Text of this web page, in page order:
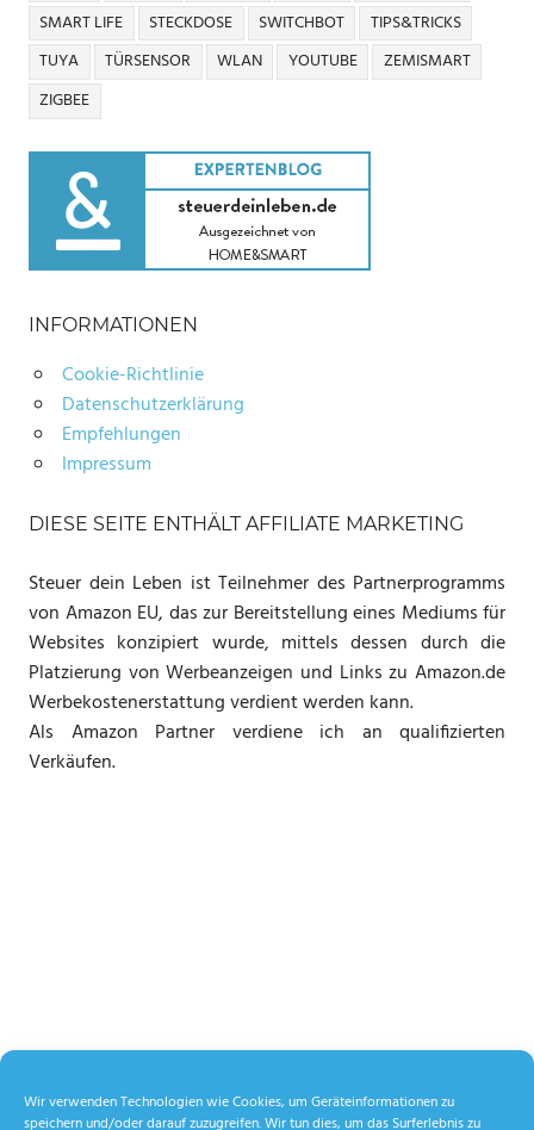
Wir verwenden Technologien wie Cookies, um Geräteinformationen zu
speichern und/oder darauf zuzugreifen. Wir tun dies, um das Surferlebnis zu
SMART LIFE
STECKDOSE SWITCHBOT
TIPS&TRICKS
TUYA
TÜRSENSOR WLAN YOUTUBE
ZEMISMART
ZIGBEE
INFORMATIONEN
Cookie-Richtlinie
Datenschutzerklärung
Empfehlungen
Impressum
DIESE SEITE ENTHÄLT AFFILIATE MARKETING
Steuer dein Leben ist Teilnehmer des Partnerprogramms
von Amazon EU, das zur Bereitstellung eines Mediums für
Websites konzipiert wurde, mittels dessen durch die
Platzierung von Werbeanzeigen und Links zu Amazon.de
Werbekostenerstattung verdient werden kann.
Als Amazon Partner verdiene ich an qualifizierten
Verkäufen.